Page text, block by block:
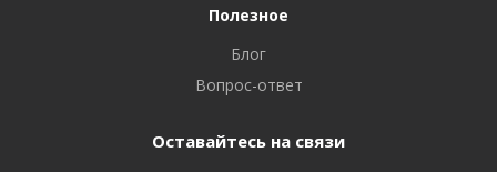
Полезное
Блог
Вопрос-ответ
Оставайтесь на связи